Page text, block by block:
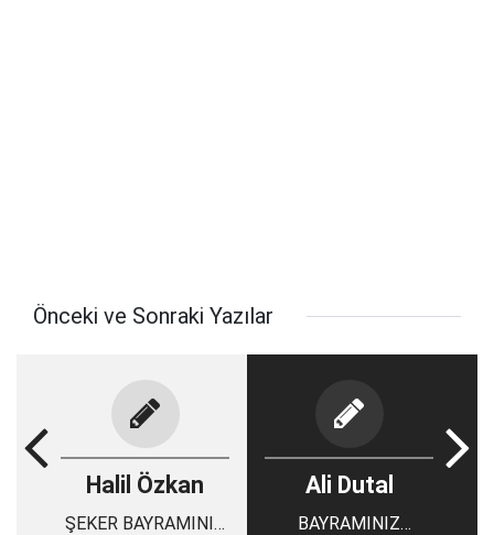
Önceki ve Sonraki Yazılar
Halil Özkan
ŞEKER BAYRAMINIZ
Ali Dutal
BAYRAMINIZ